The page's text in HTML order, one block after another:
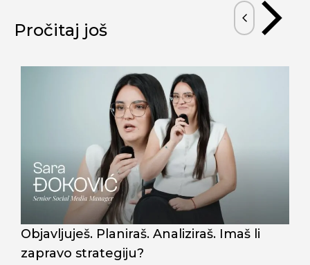
Pročitaj još
Objavljuješ. Planiraš. Analiziraš. Imaš li
zapravo strategiju?